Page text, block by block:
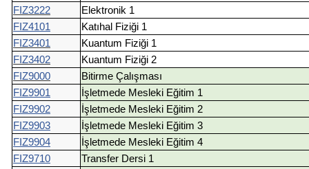
FIZ3222
Elektronik 1
FIZ4101
Katıhal Fiziği 1
FIZ3401
Kuantum Fiziği 1
FIZ3402
Kuantum Fiziği 2
FIZ9000
Bitirme Çalışması
FIZ9901
İşletmede Mesleki Eğitim 1
FIZ9902
İşletmede Mesleki Eğitim 2
FIZ9903
İşletmede Mesleki Eğitim 3
FIZ9904
İşletmede Mesleki Eğitim 4
FIZ9710
Transfer Dersi 1